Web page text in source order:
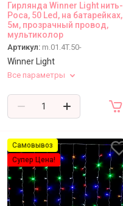
Гирлянда Winner Light нить-
Роса, 50 Led, на батарейках,
5м, прозрачный провод,
мультиколор
Артикул: m.01.4T.50-
Winner Light
Все параметры
Самовывоз
Супер Цена!